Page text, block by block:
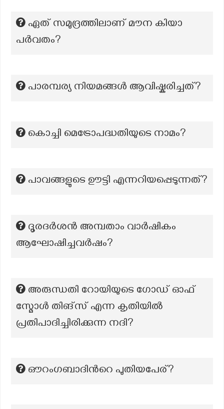
ഏത് സമുദ്രത്തിലാണ് മൗന കിയാ
പർവതം?
പാരമ്പര്യ നിയമങ്ങൾ ആവിഷ്കരിച്ചത്?
കൊച്ചി മെട്രോപദ്ധതിയുടെ നാമം?
പാവങ്ങളുടെ ഊട്ടി എന്നറിയപ്പെടുന്നത്?
ദൂരദർശൻ അമ്പതാം വാർഷികം
ആഘോഷിച്ചവർഷം?
അരുന്ധതി റോയിയുടെ ഗോഡ് ഓഫ്
സ്മോൾ തിങ്സ് എന്ന കൃതിയിൽ
പ്രതിപാദിച്ചിരിക്കുന്ന നദി?
ഔറംഗബാദിന്‍റെ പുതിയപേര്?